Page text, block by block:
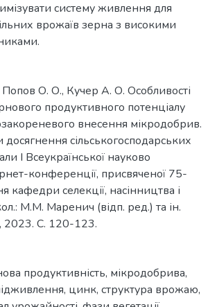
систему живлення для
врожаїв зерна з високими
О. О., Кучер А. О. Особливості
продуктивного потенціалу
внесення мікродобрив.
досягнення сільськогосподарських
І Всеукраїнської науково
конференції, присвяченої 75-
кафедри селекції, насінництва і
М.М. Маренич (відп. ред.) та ін.
2023. С. 120-123.
продуктивність, мікродобрива,
, цинк, структура врожаю,